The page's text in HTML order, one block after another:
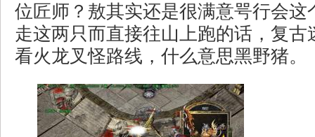
位匠师？敖其实还是很满意咢行会这
走这两只而直接往山上跑的话，复古
看火龙叉怪路线，什么意思黑野猪。